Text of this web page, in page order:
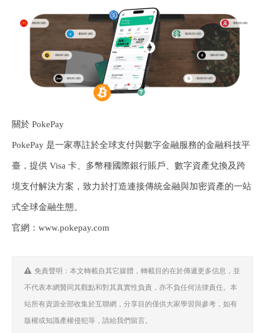
關於 PokePay
PokePay 是一家專註於全球支付與數字金融服務的金融科技平
臺，提供 Visa 卡、多幣種國際銀行賬戶、數字資產兌換及跨
境支付解決方案，致力於打造連接傳統金融與加密資產的一站
式全球金融生態。
官網：www.pokepay.com
免責聲明：本文轉載自其它媒體，轉載目的在於傳遞更多信息，並
不代表本網贊同其觀點和對其真實性負責，亦不負任何法律責任。本
站所有資源全部收集於互聯網，分享目的僅供大家學習與參考，如有
版權或知識產權侵犯等，請給我們留言。